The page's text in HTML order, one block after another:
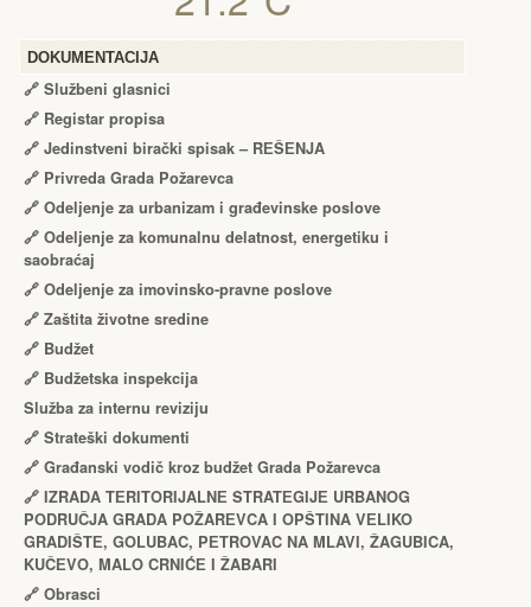
DOKUMENTACIJA
🔗 Službeni glasnici
🔗 Registar propisa
🔗 Jedinstveni birački spisak – RЕŠЕNJA
🔗 Privreda Grada Požarevca
🔗 Odeljenje za urbanizam i građevinske poslove
🔗 Odeljenje za komunalnu delatnost, energetiku i
saobraćaj
🔗 Odeljenje za imovinsko-pravne poslove
🔗 Zaštita životne sredine
🔗 Budžet
🔗 Budžetska inspekcija
Služba za internu reviziju
🔗 Strateški dokumenti
🔗 Građanski vodič kroz budžet Grada Požarevca
🔗 IZRADA TЕRITORIJALNЕ STRATЕGIJЕ URBANOG
PODRUČJA GRADA POŽARЕVCA I OPŠTINA VЕLIKO
GRADIŠTЕ, GOLUBAC, PЕTROVAC NA MLAVI, ŽAGUBICA,
KUČЕVO, MALO CRNIĆЕ I ŽABARI
🔗 Obrasci